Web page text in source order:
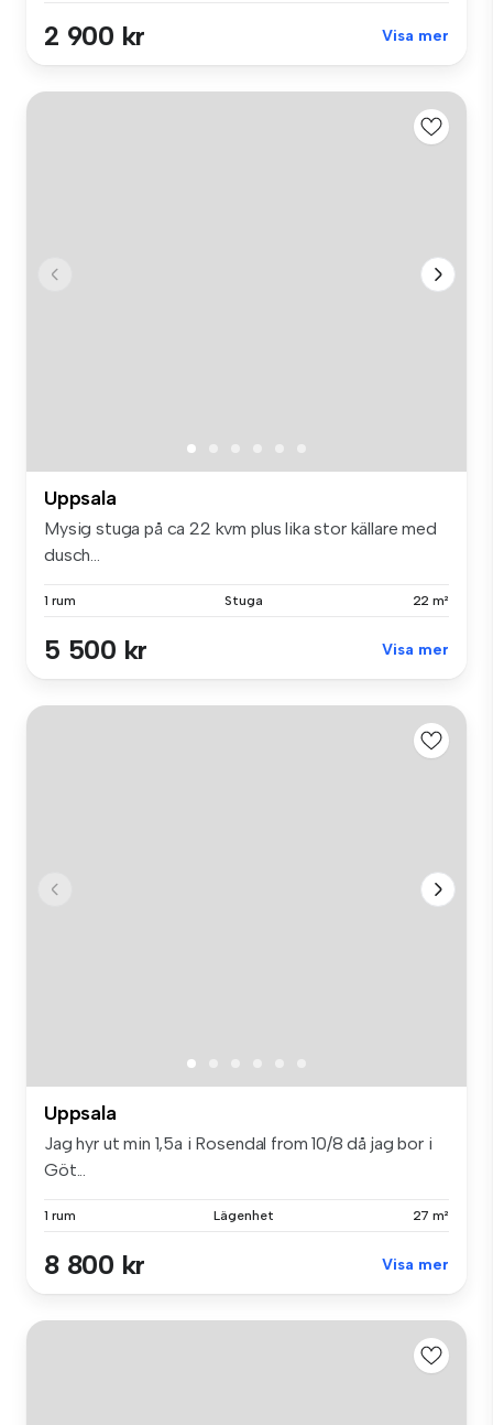
2 900 kr Visa mer
Uppsala
Mysig stuga på ca 22 kvm plus lika stor källare med
dusch...
1 rum Stuga 22 m²
5 500 kr Visa mer
Uppsala
Jag hyr ut min 1,5a i Rosendal from 10/8 då jag bor i
Göt...
1 rum Lägenhet 27 m²
8 800 kr Visa mer